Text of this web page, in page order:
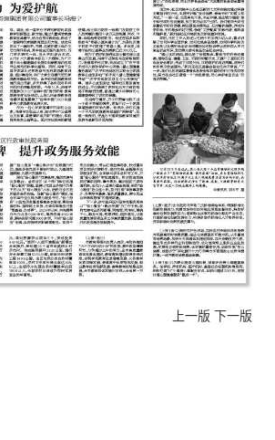
上一版 下一版